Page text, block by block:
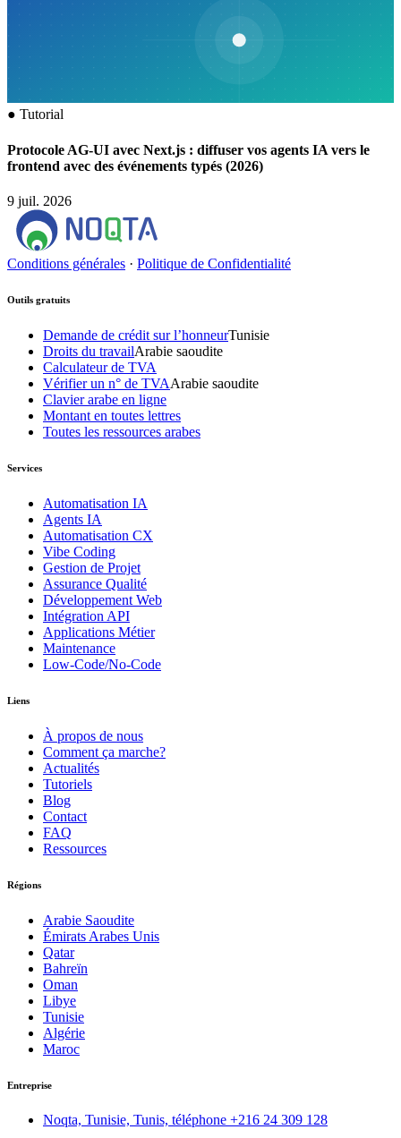
● Tutorial
Protocole AG-UI avec Next.js : diffuser vos agents IA vers le
frontend avec des événements typés (2026)
9 juil. 2026
Conditions générales · Politique de Confidentialité
Outils gratuits
Demande de crédit sur l’honneurTunisie
Droits du travailArabie saoudite
Calculateur de TVA
Vérifier un n° de TVAArabie saoudite
Clavier arabe en ligne
Montant en toutes lettres
Toutes les ressources arabes
Services
Automatisation IA
Agents IA
Automatisation CX
Vibe Coding
Gestion de Projet
Assurance Qualité
Développement Web
Intégration API
Applications Métier
Maintenance
Low-Code/No-Code
Liens
À propos de nous
Comment ça marche?
Actualités
Tutoriels
Blog
Contact
FAQ
Ressources
Régions
Arabie Saoudite
Émirats Arabes Unis
Qatar
Bahreïn
Oman
Libye
Tunisie
Algérie
Maroc
Entreprise
Noqta, Tunisie, Tunis, téléphone +216 24 309 128